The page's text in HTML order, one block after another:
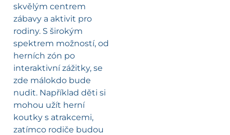
skvělým centrem
zábavy a aktivit pro
rodiny. S širokým
spektrem možností, od
herních zón po
interaktivní zážitky, se
zde málokdo bude
nudit. Například děti si
mohou užít herní
koutky s atrakcemi,
zatímco rodiče budou